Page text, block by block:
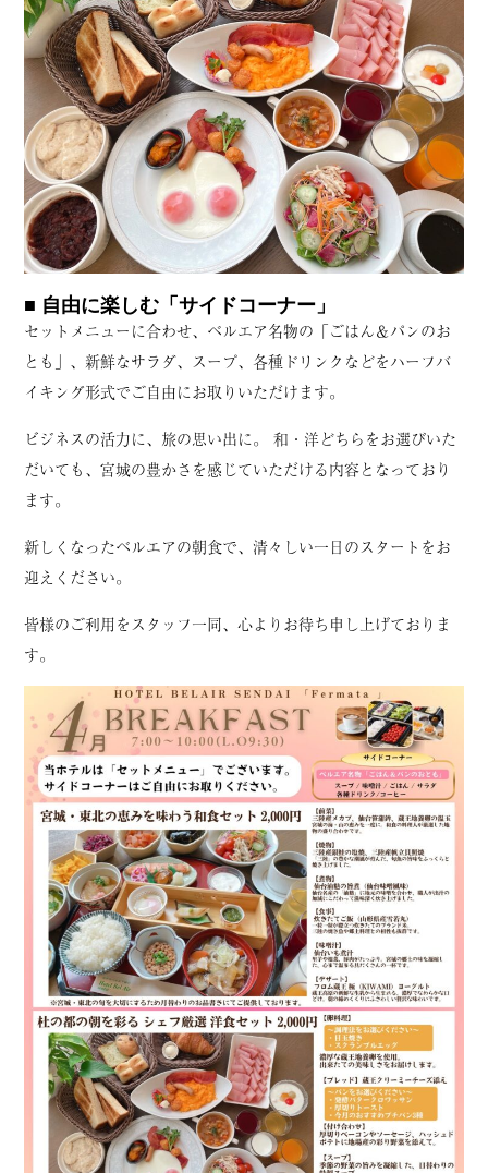
■ 自由に楽しむ「サイドコーナー」
セットメニューに合わせ、ベルエア名物の「ごはん＆パンのお
とも」、新鮮なサラダ、スープ、各種ドリンクなどをハーフバ
イキング形式でご自由にお取りいただけます。
ビジネスの活力に、旅の思い出に。 和・洋どちらをお選びいた
だいても、宮城の豊かさを感じていただける内容となっており
ます。
新しくなったベルエアの朝食で、清々しい一日のスタートをお
迎えください。
皆様のご利用をスタッフ一同、心よりお待ち申し上げておりま
す。